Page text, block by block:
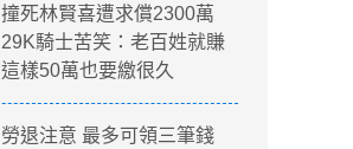
撞死林賢喜遭求償2300萬
29K騎士苦笑：老百姓就賺
這樣50萬也要繳很久
勞退注意 最多可領三筆錢